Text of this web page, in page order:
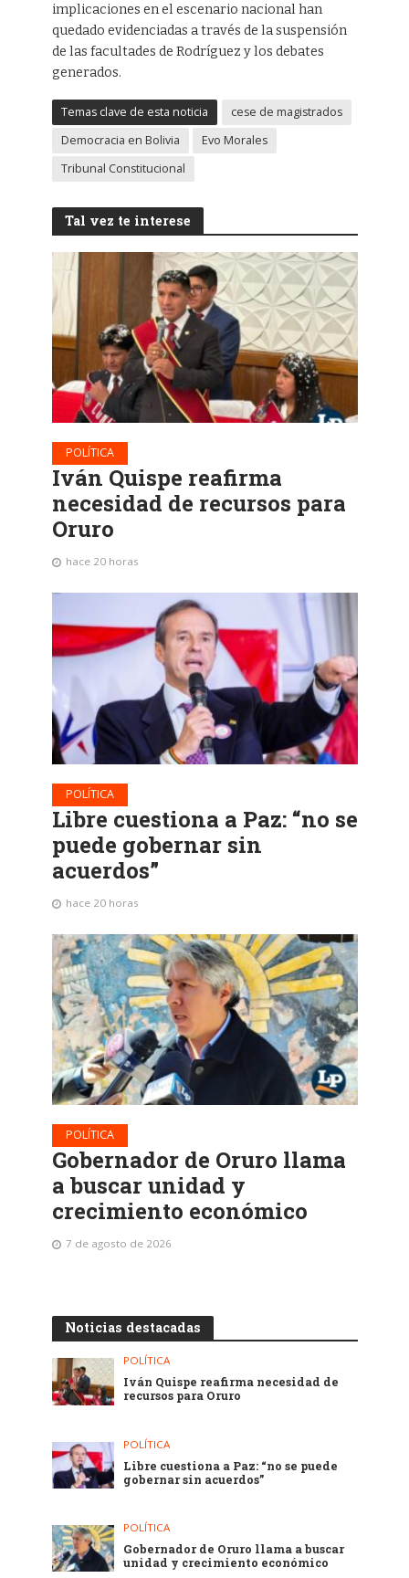
implicaciones en el escenario nacional han
quedado evidenciadas a través de la suspensión
de las facultades de Rodríguez y los debates
generados.
Temas clave de esta noticia
cese de magistrados
Democracia en Bolivia
Evo Morales
Tribunal Constitucional
Tal vez te interese
POLÍTICA
Iván Quispe reafirma
necesidad de recursos para
Oruro
hace 20 horas
POLÍTICA
Libre cuestiona a Paz: “no se
puede gobernar sin
acuerdos”
hace 20 horas
POLÍTICA
Gobernador de Oruro llama
a buscar unidad y
crecimiento económico
7 de agosto de 2026
Noticias destacadas
POLÍTICA
Iván Quispe reafirma necesidad de
recursos para Oruro
POLÍTICA
Libre cuestiona a Paz: “no se puede
gobernar sin acuerdos”
POLÍTICA
Gobernador de Oruro llama a buscar
unidad y crecimiento económico